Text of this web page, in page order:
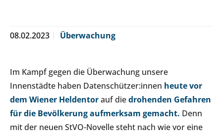
08.02.2023 Überwachung
Im Kampf gegen die Überwachung unsere
Innenstädte haben Datenschützer:innen heute vor
dem Wiener Heldentorauf diedrohenden Gefahren
für die Bevölkerung aufmerksam gemacht. Denn
mit der neuen StVO-Novelle steht nach wie vor eine